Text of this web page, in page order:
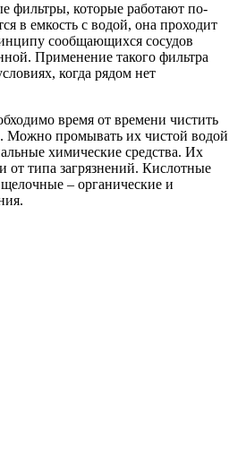
фильтры, которые работают по-
в емкость с водой, она проходит
сообщающихся сосудов
Применение такого фильтра
когда рядом нет
время от времени чистить
Можно промывать их чистой водой
химические средства. Их
от типа загрязнений. Кислотные
– органические и